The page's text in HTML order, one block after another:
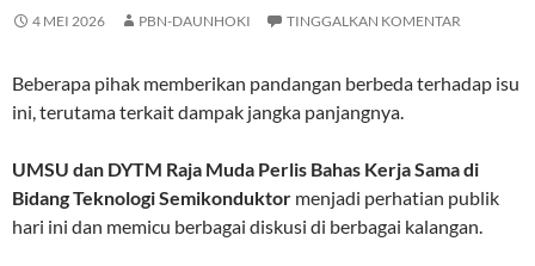
4 MEI 2026 PBN-DAUNHOKI TINGGALKAN KOMENTAR
Beberapa pihak memberikan pandangan berbeda terhadap isu
ini, terutama terkait dampak jangka panjangnya.
UMSU dan DYTM Raja Muda Perlis Bahas Kerja Sama di
Bidang Teknologi Semikonduktor menjadi perhatian publik
hari ini dan memicu berbagai diskusi di berbagai kalangan.